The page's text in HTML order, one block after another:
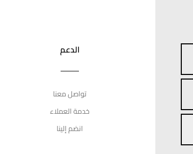
الدعم
تواصل معنا
خدمة العملاء
انضم إلينا